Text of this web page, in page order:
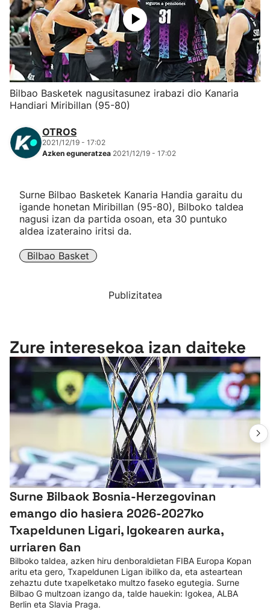
Herri-kirolak
Eskubaloia
Kirolak 360
Mendi-lasterketak
"Helmuga"
Bilbao Basketek nagusitasunez irabazi dio Kanaria
Handiari Miribillan (95-80)
OTROS
2021/12/19 - 17:02
Azken eguneratzea 2021/12/19 - 17:02
Surne Bilbao Basketek Kanaria Handia garaitu du
igande honetan Miribillan (95-80), Bilboko taldea
nagusi izan da partida osoan, eta 30 puntuko
aldea izateraino iritsi da.
Bilbao Basket
Publizitatea
Zure interesekoa izan daiteke
Surne Bilbaok Bosnia-Herzegovinan
emango dio hasiera 2026-2027ko
Txapeldunen Ligari, Igokearen aurka,
urriaren 6an
Bilboko taldea, azken hiru denboraldietan FIBA Europa Kopan
aritu eta gero, Txapeldunen Ligan ibiliko da, eta asteartean
zehaztu dute txapelketako multzo faseko egutegia. Surne
Bilbao G multzoan izango da, talde hauekin: Igokea, ALBA
Berlin eta Slavia Praga.